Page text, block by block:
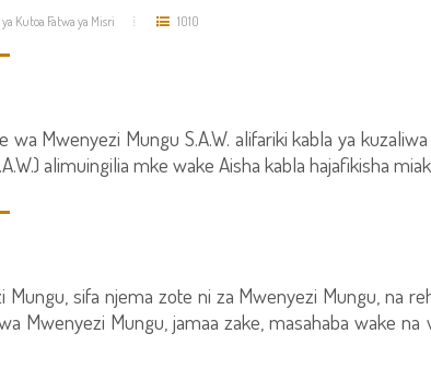
Kutoa Fatwa ya Misri 1010
wa Mwenyezi Mungu S.A.W. alifariki kabla ya
alimuingilia mke wake Aisha kabla hajafikisha
Mungu, sifa njema zote ni za Mwenyezi Mungu, na
Mwenyezi Mungu, jamaa zake, masahaba wake na